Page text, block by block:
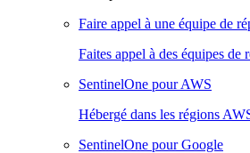
Faire appel à une équipe de
Faites appel à des équipes de
SentinelOne pour AWS
Hébergé dans les régions
SentinelOne pour Google